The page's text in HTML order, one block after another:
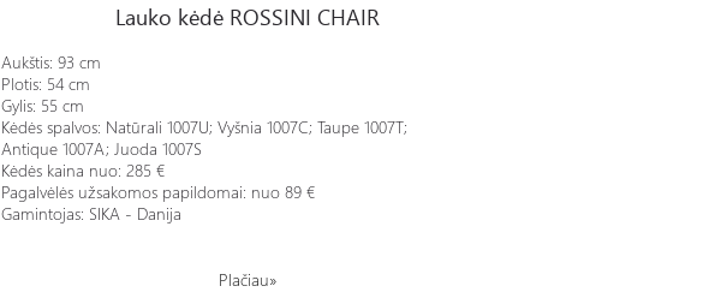
Lauko kėdė ROSSINI CHAIR
Aukštis: 93 cm
Plotis: 54 cm
Gylis: 55 cm
Kėdės spalvos: Natūrali 1007U; Vyšnia 1007C; Taupe 1007T;
Antique 1007A; Juoda 1007S
Kėdės kaina nuo: 285 €
Pagalvėlės užsakomos papildomai: nuo 89 €
Gamintojas: SIKA - Danija
Plačiau»